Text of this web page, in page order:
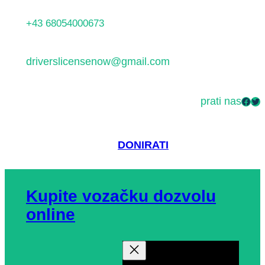
+43 68054000673
driverslicensenow@gmail.com
prati nasFacebook Twitter
DONIRATI
Kupite vozačku dozvolu
online